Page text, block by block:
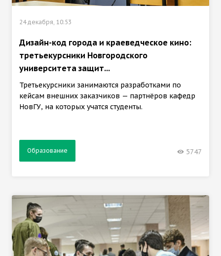
24 декабря, 10:53
Дизайн-код города и краеведческое кино:
третьекурсники Новгородского
университета защит...
Третьекурсники занимаются разработками по
кейсам внешних заказчиков — партнёров кафедр
НовГУ, на которых учатся студенты.
Образование 5747